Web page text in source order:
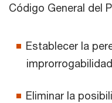
Código General del
Establecer la
Eliminar la